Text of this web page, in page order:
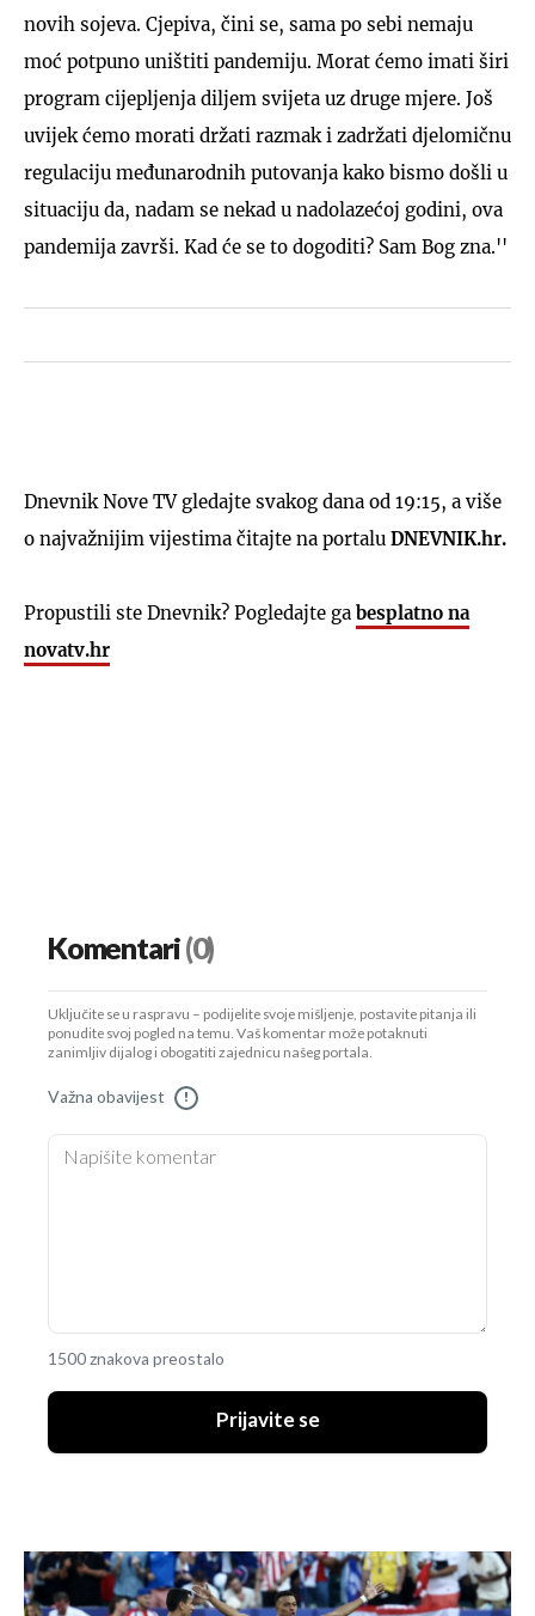
novih sojeva. Cjepiva, čini se, sama po sebi nemaju
moć potpuno uništiti pandemiju. Morat ćemo imati širi
program cijepljenja diljem svijeta uz druge mjere. Još
uvijek ćemo morati držati razmak i zadržati djelomičnu
regulaciju međunarodnih putovanja kako bismo došli u
situaciju da, nadam se nekad u nadolazećoj godini, ova
pandemija završi. Kad će se to dogoditi? Sam Bog zna.''
Dnevnik Nove TV gledajte svakog dana od 19:15, a više
o najvažnijim vijestima čitajte na portalu DNEVNIK.hr.
Propustili ste Dnevnik? Pogledajte ga besplatno na
novatv.hr
Komentari(0)
Uključite se u raspravu – podijelite svoje mišljenje, postavite pitanja ili
ponudite svoj pogled na temu. Vaš komentar može potaknuti
zanimljiv dijalog i obogatiti zajednicu našeg portala.
Važna obavijest !
1500 znakova preostalo
Prijavite se